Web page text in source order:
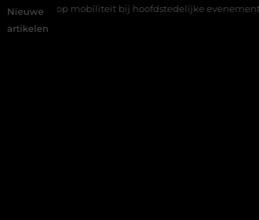
Nieuwe
artikelen
bij hoofdstedelijke evenementen Alles over